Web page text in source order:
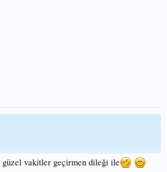
güzel vakitler geçirmen dileği ile